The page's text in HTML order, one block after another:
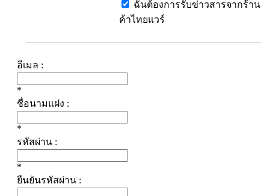
ฉันต้องการรับข่าวสารจากร้าน
ค้าไทยแวร์
อีเมล :
*
ชื่อนามแฝง :
*
รหัสผ่าน :
*
ยืนยันรหัสผ่าน :